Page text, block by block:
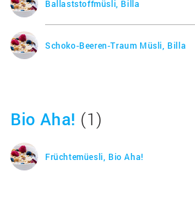
Ballaststoffmüsli, Billa
Schoko-Beeren-Traum Müsli, Billa
Bio Aha! (1)
Früchtemüesli, Bio Aha!